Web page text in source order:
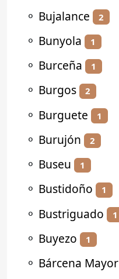
⚬ Bujalance 2
⚬ Bunyola 1
⚬ Burceña 1
⚬ Burgos 2
⚬ Burguete 1
⚬ Burujón 2
⚬ Buseu 1
⚬ Bustidoño 1
⚬ Bustriguado 1
⚬ Buyezo 1
⚬ Bárcena Mayor